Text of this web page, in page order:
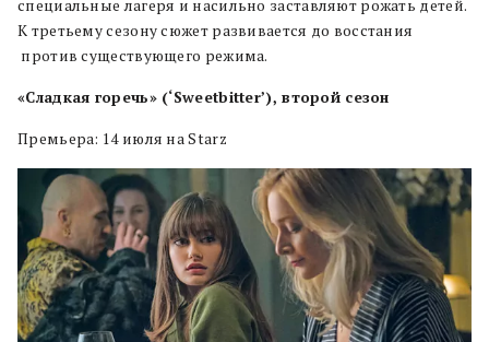
специальные лагеря и насильно заставляют рожать детей.
К третьему сезону сюжет развивается до восстания
против существующего режима.
«Сладкая горечь» (‘Sweetbitter’), второй сезон
Премьера: 14 июля на Starz